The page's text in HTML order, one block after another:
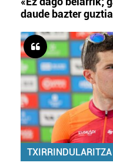
daude bazter
TXIRRINDULARITZA